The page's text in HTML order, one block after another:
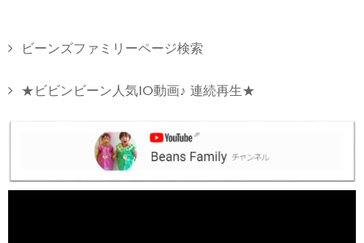
ビーンズファミリーページ検索
★ビビンビーン人気10動画♪ 連続再生★